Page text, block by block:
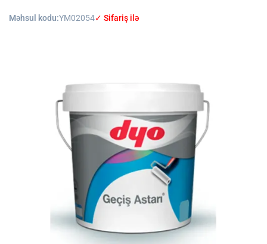
Məhsul kodu:YM02054✓ Sifariş ilə